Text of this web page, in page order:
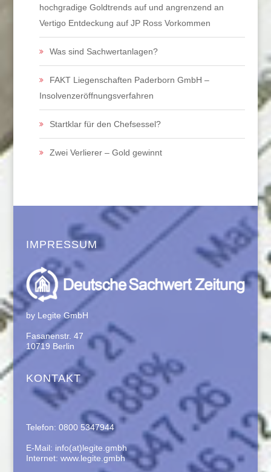
hochgradige Goldtrends auf und angrenzend an
Vertigo Entdeckung auf JP Ross Vorkommen
Was sind Sachwertanlagen?
FAKT Liegenschaften Paderborn GmbH –
Insolvenzeröffnungsverfahren
Startklar für den Chefsessel?
Zwei Verlierer – Gold gewinnt
IMPRESSUM
by Legite GmbH
Fasanenstr. 47
10719 Berlin
KONTAKT
Telefon: 0800 5347944
E-Mail: info(at)legite.gmbh
Internet: www.legite.gmbh